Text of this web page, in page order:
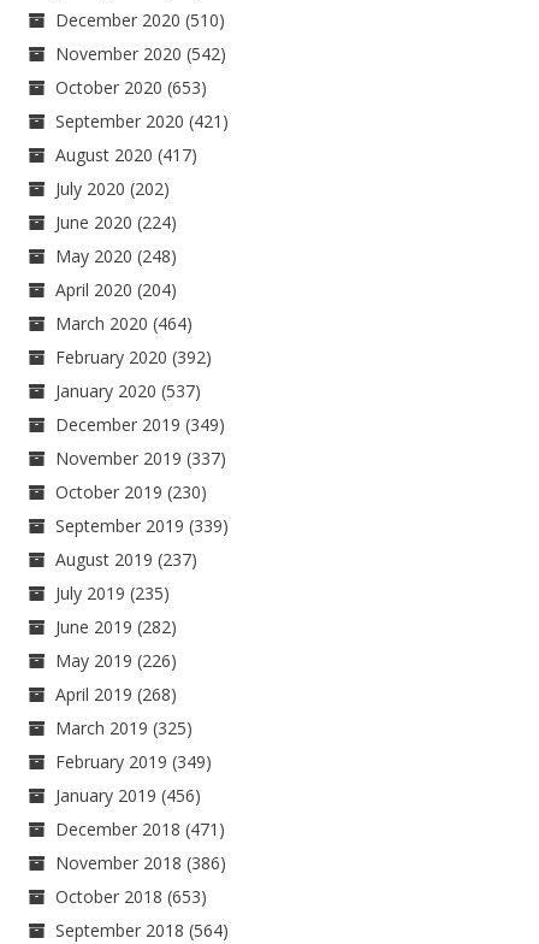
December 2020 (510)
November 2020 (542)
October 2020 (653)
September 2020 (421)
August 2020 (417)
July 2020 (202)
June 2020 (224)
May 2020 (248)
April 2020 (204)
March 2020 (464)
February 2020 (392)
January 2020 (537)
December 2019 (349)
November 2019 (337)
October 2019 (230)
September 2019 (339)
August 2019 (237)
July 2019 (235)
June 2019 (282)
May 2019 (226)
April 2019 (268)
March 2019 (325)
February 2019 (349)
January 2019 (456)
December 2018 (471)
November 2018 (386)
October 2018 (653)
September 2018 (564)